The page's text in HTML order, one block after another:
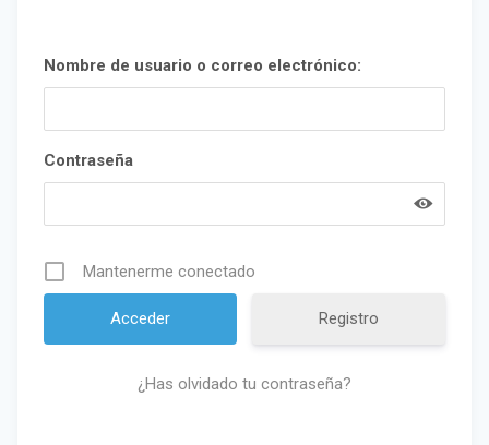
Nombre de usuario o correo electrónico:
Contraseña
Mantenerme conectado
Registro
¿Has olvidado tu contraseña?